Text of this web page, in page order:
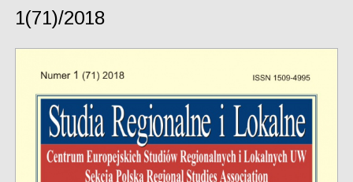
1(71)/2018